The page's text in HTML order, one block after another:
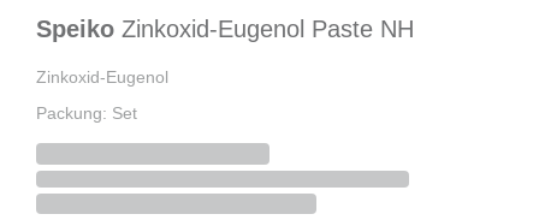
Speiko Zinkoxid-Eugenol Paste NH
Zinkoxid-Eugenol
Packung: Set